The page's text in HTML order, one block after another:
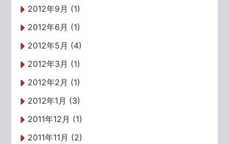
2012年9月 (1)
2012年6月 (1)
2012年5月 (4)
2012年3月 (1)
2012年2月 (1)
2012年1月 (3)
2011年12月 (1)
2011年11月 (2)